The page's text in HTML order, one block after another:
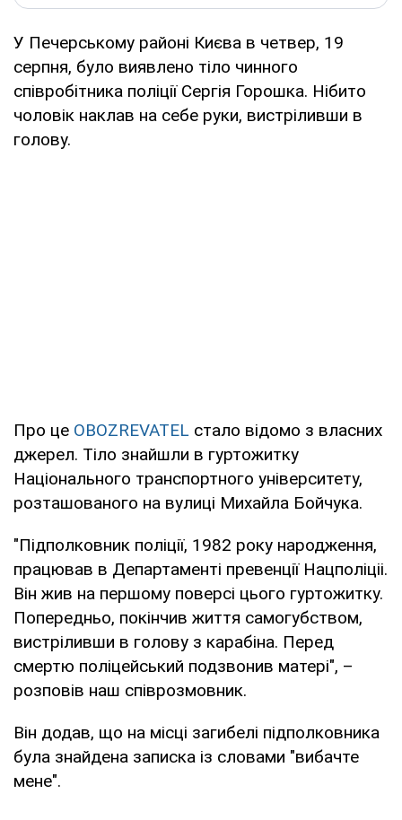
У Печерському районі Києва в четвер, 19
серпня, було виявлено тіло чинного
співробітника поліції Сергія Горошка. Нібито
чоловік наклав на себе руки, вистріливши в
голову.
Про це OBOZREVATEL стало відомо з власних
джерел. Тіло знайшли в гуртожитку
Національного транспортного університету,
розташованого на вулиці Михайла Бойчука.
"Підполковник поліції, 1982 року народження,
працював в Департаменті превенції Нацполіціі.
Він жив на першому поверсі цього гуртожитку.
Попередньо, покінчив життя самогубством,
вистріливши в голову з карабіна. Перед
смертю поліцейський подзвонив матері", –
розповів наш співрозмовник.
Він додав, що на місці загибелі підполковника
була знайдена записка із словами "вибачте
мене".